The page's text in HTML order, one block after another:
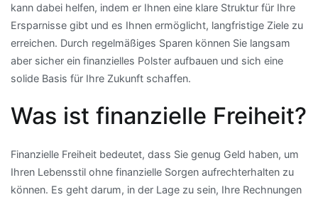
kann dabei helfen, indem er Ihnen eine klare Struktur für Ihre
Ersparnisse gibt und es Ihnen ermöglicht, langfristige Ziele zu
erreichen. Durch regelmäßiges Sparen können Sie langsam
aber sicher ein finanzielles Polster aufbauen und sich eine
solide Basis für Ihre Zukunft schaffen.
Was ist finanzielle Freiheit?
Finanzielle Freiheit bedeutet, dass Sie genug Geld haben, um
Ihren Lebensstil ohne finanzielle Sorgen aufrechterhalten zu
können. Es geht darum, in der Lage zu sein, Ihre Rechnungen